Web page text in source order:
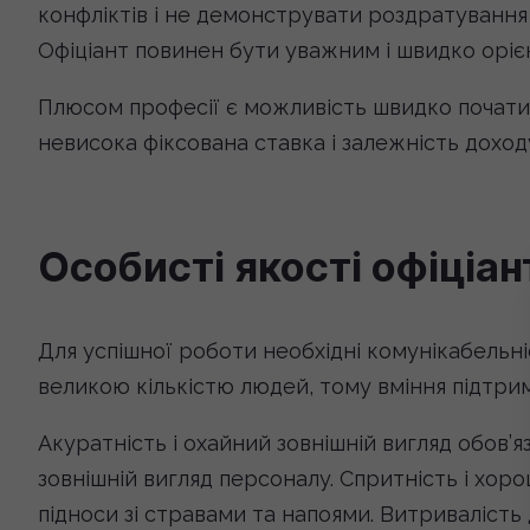
конфліктів і не демонструвати
Офіціант повинен бути уважним і швидко
Плюсом професії є можливість швидко
невисока фіксована ставка і залежність
Особисті якості
Для успішної роботи необхідні
великою кількістю людей, тому вміння
Акуратність і охайний зовнішній вигляд
зовнішній вигляд персоналу. Спритність і
підноси зі стравами та напоями.